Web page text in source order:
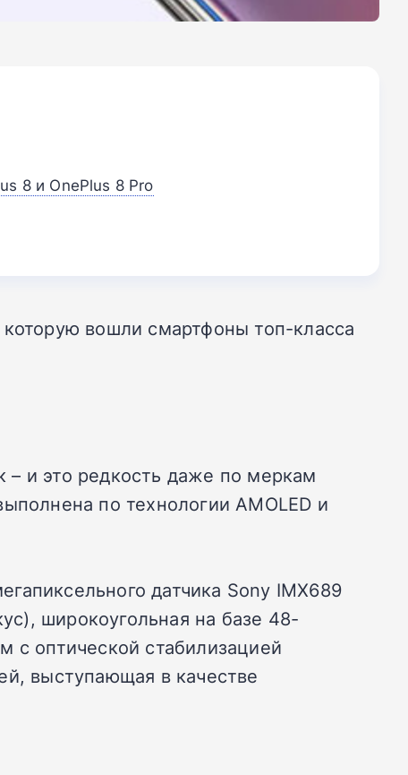
8 и OnePlus 8 Pro
вошли смартфоны топ-класса
и это редкость даже по меркам
по технологии AMOLED и
датчика Sony IMX689
широкоугольная на базе 48-
с оптической стабилизацией
выступающая в качестве